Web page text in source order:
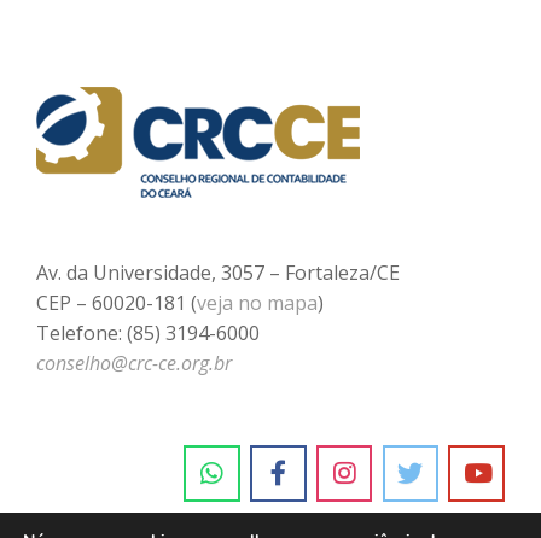
Av. da Universidade, 3057 – Fortaleza/CE
CEP – 60020-181 (veja no mapa)
Telefone: (85) 3194-6000
conselho@crc-ce.org.br